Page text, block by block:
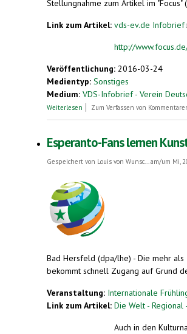
Stellungnahme zum Artikel im "Focus"
Link zum Artikel: vds-ev.de Infobrief
http://
Veröffentlichung: 2016-03-24
Medientyp: Sonstiges
Medium: VDS-Infobrief - Verein
Weiterlesen über Esperanto gewinnt an Boden
Zum Verfassen von
Esperanto-Fans lernen
Gespeichert von Louis von Wunsc...am/um Mi,
Bad Hersfeld (dpa/lhe) - Die mehr als
bekommt schnell Zugang auf Grund
Veranstaltung: Internationale
Link zum Artikel: Die Welt - Regional
Auch in den